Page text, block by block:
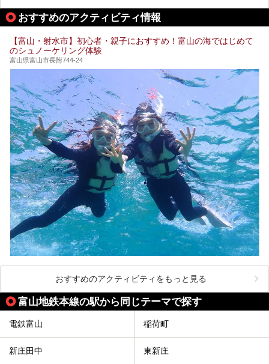
城端の郊外に建つ里山オーベルジュ＆温泉ウェルネススパ
「桜ヶ池クアガーデン」に泊まって、歴史の旅にお出かけし
てみませんか？
おすすめのアクティビティ情報
【富山・射水市】初心者・親子におすすめ！富山の海ではじめて
のシュノーケリング体験
富山県富山市長附744-24
おすすめのアクティビティをもっと見る
富山地鉄本線の駅から同じテーマで探す
電鉄富山 稲荷町
新庄田中 東新庄